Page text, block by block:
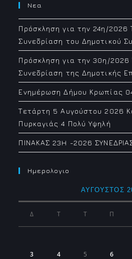
Νεα
Πρόσκληση για την 24η/2026
Συνεδρίαση του Δημοτικού
Πρόσκληση για την 30η/2026
Συνεδρίαση της Δημοτικής
Ενημέρωση Δήμου Κρωπίας
Τετάρτη 5 Αυγούστου 2026
Πυρκαγιάς 4 Πολύ Υψηλή
ΠΙΝΑΚΑΣ 23H -2026
Ημερολογιο
ΑΎΓΟΥΣΤΟΣ
Δ Τ Τ Π
3 4 5 6